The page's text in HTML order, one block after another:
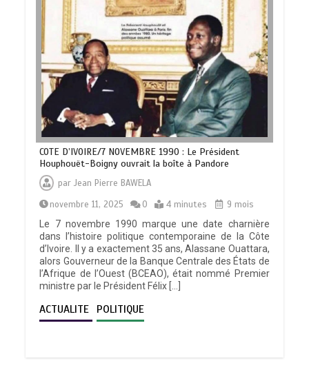
COTE D’IVOIRE/7 NOVEMBRE 1990 : Le Président
Houphouët-Boigny ouvrait la boîte à Pandore
parJean Pierre BAWELA
novembre 11, 2025
0 4 minutes
9 mois
Le 7 novembre 1990 marque une date charnière
dans l’histoire politique contemporaine de la Côte
d’Ivoire. Il y a exactement 35 ans, Alassane Ouattara,
alors Gouverneur de la Banque Centrale des États de
l’Afrique de l’Ouest (BCEAO), était nommé Premier
ministre par le Président Félix […]
ACTUALITE POLITIQUE